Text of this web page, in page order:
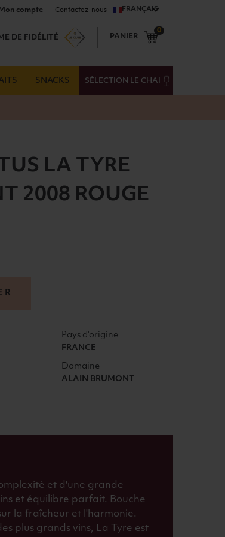
Mon compte Contactez-nous FRANÇAIS
DE FIDÉLITÉ PANIER
0
SNACKS SÉLECTION LE CHAI
LA TYRE
2008 ROUGE
Pays d'origine
FRANCE
Domaine
ALAIN BRUMONT
et d'une grande
et équilibre parfait. Bouche
la fraîcheur et l'harmonie.
plus grands vins, La Tyre est